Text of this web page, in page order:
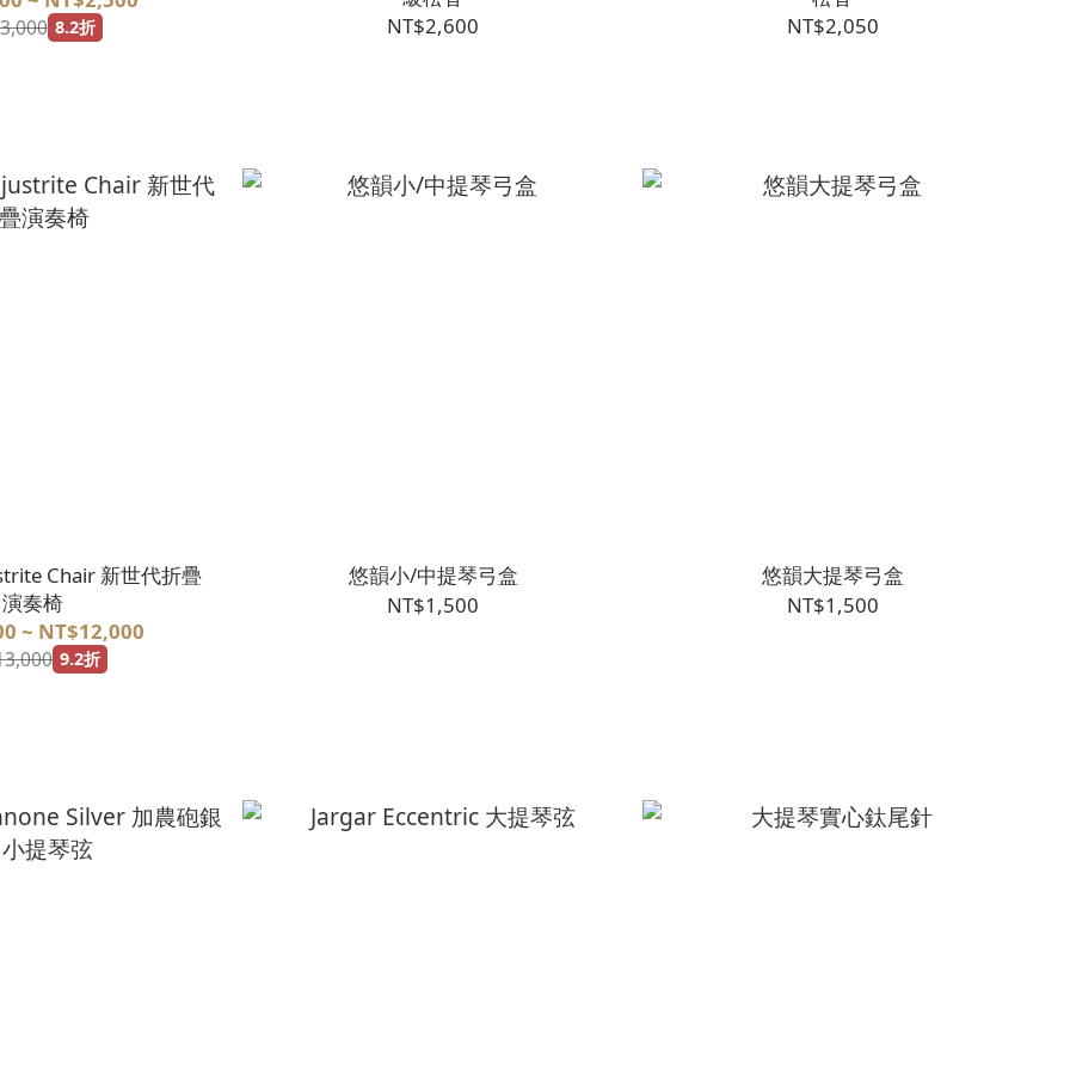
8.2折
NT$2,600
NT$2,050
Chair 新世代折疊
演奏椅
~ NT$12,000
9.2折
悠韻小/中提琴弓盒
NT$1,500
悠韻大提琴弓盒
NT$1,500